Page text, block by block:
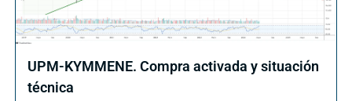
UPM-KYMMENE. Compra activada y situación
técnica